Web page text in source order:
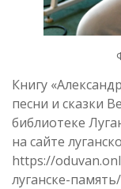
Книгу
песни и сказки
библиотеке
на сайте
https://
луганске-память/